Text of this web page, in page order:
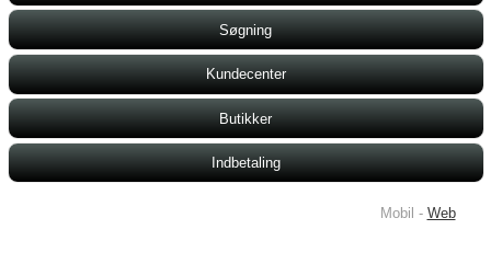
Søgning
Kundecenter
Butikker
Indbetaling
Mobil - Web